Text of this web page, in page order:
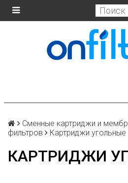
Сменные картриджи и
фильтров
Картриджи угольные
КАРТРИДЖИ